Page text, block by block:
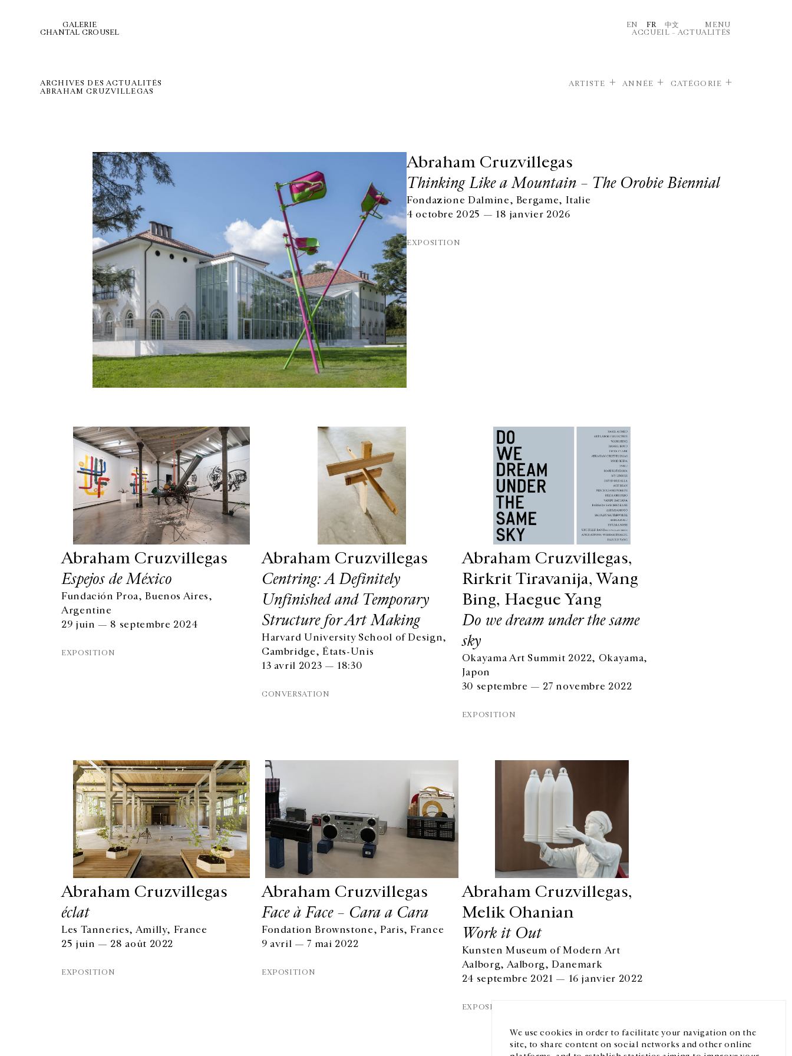
We use cookies in order to facilitate your navigation on the
site, to share content on social networks and other online
GALERIE
CHANTAL CROUSEL
EN FR 中文
MENU
ACCUEIL – ACTUALITÉS
ARCHIVES DES ACTUALITÉS
ABRAHAM CRUZVILLEGAS
ARTISTE ANNÉE CATÉGORIE
Abraham Cruzvillegas
Thinking Like a Mountain – The Orobie Biennial
Fondazione Dalmine, Bergame, Italie
4 octobre 2025 — 18 janvier 2026
EXPOSITION
Abraham Cruzvillegas
Espejos de México
Fundación Proa, Buenos Aires,
Argentine
29 juin — 8 septembre 2024
EXPOSITION
Abraham Cruzvillegas
Centring: A Definitely
Unfinished and Temporary
Structure for Art Making
Harvard University School of Design,
Cambridge, États-Unis
13 avril 2023 — 18:30
CONVERSATION
Abraham Cruzvillegas,
Rirkrit Tiravanija, Wang
Bing, Haegue Yang
Do we dream under the same
sky
Okayama Art Summit 2022, Okayama,
Japon
30 septembre — 27 novembre 2022
EXPOSITION
Abraham Cruzvillegas
éclat
Les Tanneries, Amilly, France
25 juin — 28 août 2022
EXPOSITION
Abraham Cruzvillegas
Face à Face – Cara a Cara
Fondation Brownstone, Paris, France
9 avril — 7 mai 2022
EXPOSITION
Abraham Cruzvillegas,
Melik Ohanian
Work it Out
Kunsten Museum of Modern Art
Aalborg, Aalborg, Danemark
24 septembre 2021 — 16 janvier 2022
EXPOSITION
10 RUE CHARLOT, 75003 PARIS
DU MARDI AU VENDREDI
EN 中文 Facebook
Inscrivez-vous à notre newsletter